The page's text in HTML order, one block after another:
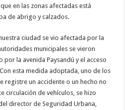
en las zonas afectadas está
de abrigo y calzados.
ciudad se vio afectada por la
municipales se vieron
la avenida Paysandú y el acceso
esta medida adoptada, uno de los
registre un accidente o un hecho no
circulación de vehículos, se hizo
director de Seguridad Urbana,